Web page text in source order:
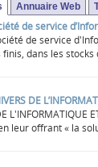
Annuaire Web
de service
de service
dans les stocks
DE
leur offrant « la